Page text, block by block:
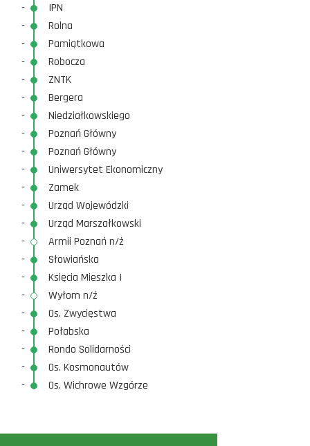
-
IPN
-
Rolna
-
Pamiątkowa
-
Robocza
-
ZNTK
-
Bergera
-
Niedziałkowskiego
-
Poznań Główny
-
Poznań Główny
-
Uniwersytet Ekonomiczny
-
Zamek
-
Urząd Wojewódzki
-
Urząd Marszałkowski
-
Armii Poznań n/ż
-
Słowiańska
-
Księcia Mieszka I
-
Wyłom n/ż
-
Os. Zwycięstwa
-
Połabska
-
Rondo Solidarności
-
Os. Kosmonautów
-
Os. Wichrowe Wzgórze